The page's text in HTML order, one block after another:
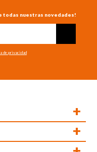
todas nuestras novedades!
de privacidad
+
+